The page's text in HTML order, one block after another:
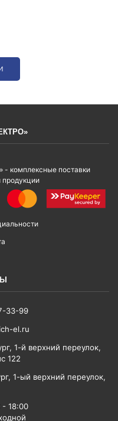
комплексные поставки
продукции
33-99
el.ru
, 1-й верхний переулок,
122
, 1-ый верхний переулок,
- 18:00